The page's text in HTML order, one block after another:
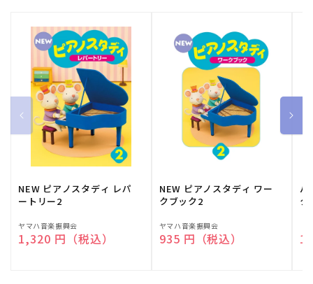
NEW ピアノスタディ レパ
ートリー2
販
売
ヤマハ音楽振興会
通常価格
1,320 円（税込）
NEW ピアノスタディ ワー
クブック2
販
売
ヤマハ音楽振興会
通常価格
935 円（税込）
バ
ク
売